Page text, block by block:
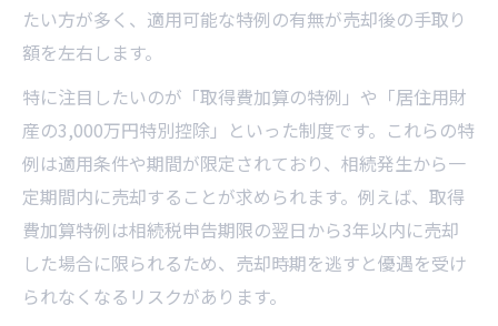
たい方が多く、適用可能な特例の有無が売却後の手取り
額を左右します。
特に注目したいのが「取得費加算の特例」や「居住用財
産の3,000万円特別控除」といった制度です。これらの特
例は適用条件や期間が限定されており、相続発生から一
定期間内に売却することが求められます。例えば、取得
費加算特例は相続税申告期限の翌日から3年以内に売却
した場合に限られるため、売却時期を逃すと優遇を受け
られなくなるリスクがあります。